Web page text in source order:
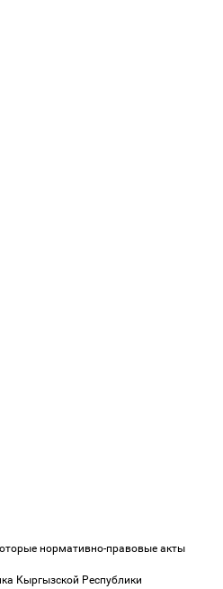
нормативно-правовые акты
Кыргызской Республики